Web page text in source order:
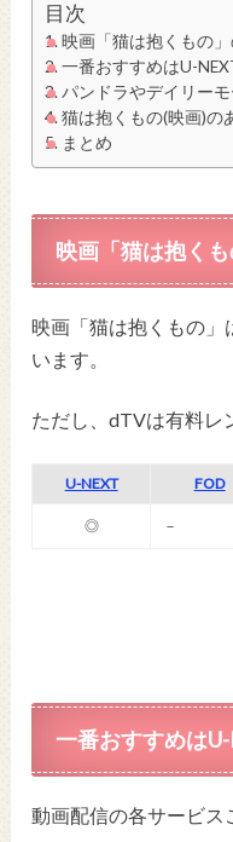
目次
映画「猫は抱くもの
一番おすすめはU-
パンドラやデイリー
猫は抱くもの(映画)の
まとめ
映画「猫は抱く
映画「猫は抱くもの
います。
ただし、dTVは有料レ
U-NEXT FOD
◎ －
一番おすすめは
動画配信の各サービス